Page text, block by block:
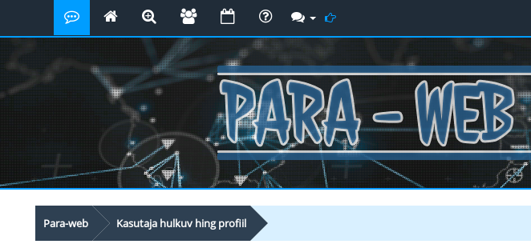
Para-web Kasutaja hulkuv hing profiil